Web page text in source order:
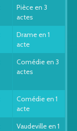
Pièce en 3
actes
Drame en 1
acte
Comédie en 3
actes
Comédie en 1
acte
Vaudeville en 1